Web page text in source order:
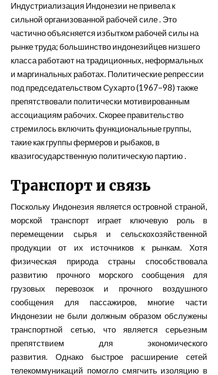
Индустриализация Индонезии не привела к
сильнойорганизованной рабочей силе. Это
частично объясняется избытком рабочей силы на
рынке труда; большинство индонезийцев низшего
класса работают на традиционных, неформальных
и маргинальных работах. Политические репрессии
под председательством Сухарто (1967–98) также
препятствовали политически мотивированным
ассоциациям рабочих. Скорее правительство
стремилось включить функциональные группы,
такие как группы фермеров и рыбаков, в
квазигосударственную политическую партию.
Транспорт и связь
Поскольку Индонезия является островной страной,
морской транспорт играет ключевую роль в
перемещении сырья и сельскохозяйственной
продукции от их источников к рынкам. Хотя
физическая природа страны способствовала
развитию прочного морского сообщения для
грузовых перевозок и прочного воздушного
сообщения для пассажиров, многие части
Индонезии не были должным образом обслужены
транспортной сетью, что является серьезным
препятствием для экономического
развития. Однако быстрое расширение сетей
телекоммуникаций помогло смягчитьизоляцию в